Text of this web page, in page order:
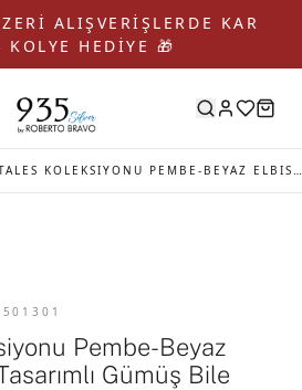
ALIŞVERİŞLERDE KAR
KOLYE HEDİYE 🎁
FAIRY TALES KOLEKSIYONU PEMBE-BEYAZ ELBISELI SU PERISI TASARIMLI GÜMÜŞ BILE
Pembe-Beyaz
Gümüş Bile